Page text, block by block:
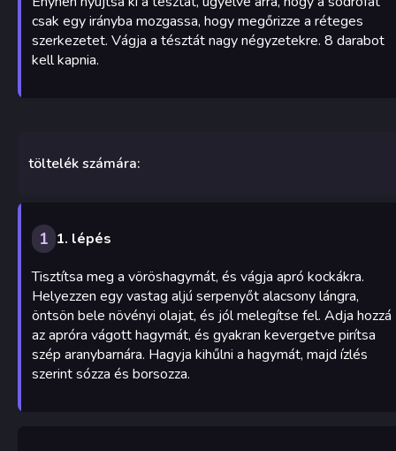
csak egy irányba mozgassa, hogy megőrizze a réteges
szerkezetet. Vágja a tésztát nagy négyzetekre. 8 darabot
kell kapnia.
töltelék számára:
1 1. lépés
Tisztítsa meg a vöröshagymát, és vágja apró kockákra.
Helyezzen egy vastag aljú serpenyőt alacsony lángra,
öntsön bele növényi olajat, és jól melegítse fel. Adja hozzá
az apróra vágott hagymát, és gyakran kevergetve pirítsa
szép aranybarnára. Hagyja kihűlni a hagymát, majd ízlés
szerint sózza és borsozza.